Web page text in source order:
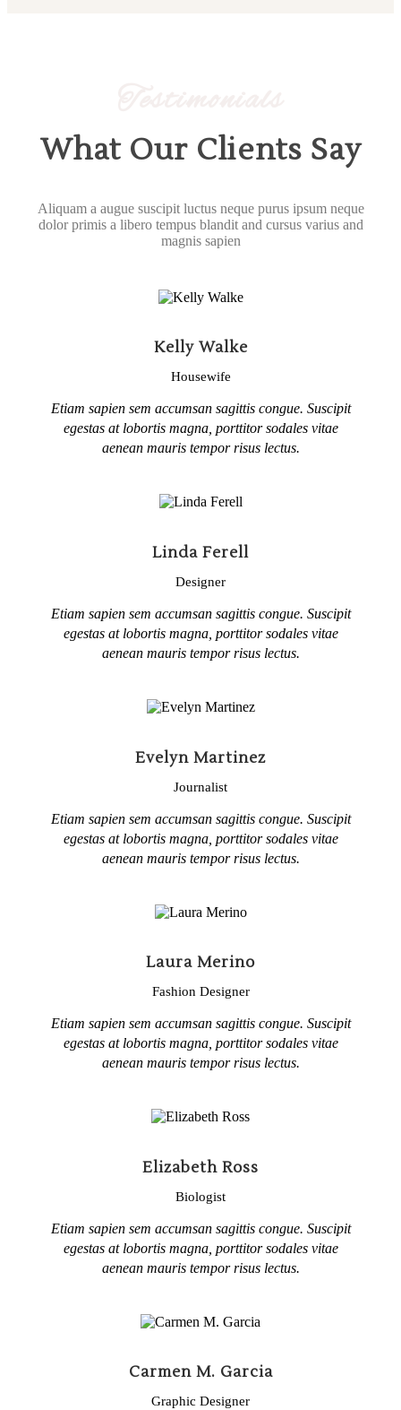
What Our Clients Say
Aliquam a augue suscipit luctus neque purus ipsum neque
dolor primis a libero tempus blandit and cursus varius and
magnis sapien
Kelly Walke
Housewife
Etiam sapien sem accumsan sagittis congue. Suscipit
egestas at lobortis magna, porttitor sodales vitae
aenean mauris tempor risus lectus.
Linda Ferell
Designer
Etiam sapien sem accumsan sagittis congue. Suscipit
egestas at lobortis magna, porttitor sodales vitae
aenean mauris tempor risus lectus.
Evelyn Martinez
Journalist
Etiam sapien sem accumsan sagittis congue. Suscipit
egestas at lobortis magna, porttitor sodales vitae
aenean mauris tempor risus lectus.
Laura Merino
Fashion Designer
Etiam sapien sem accumsan sagittis congue. Suscipit
egestas at lobortis magna, porttitor sodales vitae
aenean mauris tempor risus lectus.
Elizabeth Ross
Biologist
Etiam sapien sem accumsan sagittis congue. Suscipit
egestas at lobortis magna, porttitor sodales vitae
aenean mauris tempor risus lectus.
Carmen M. Garcia
Graphic Designer